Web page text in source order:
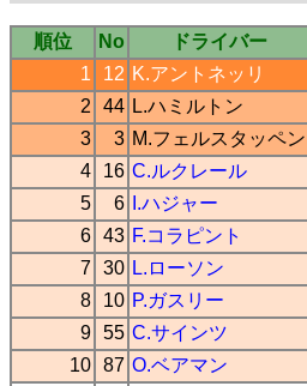
順位 No ドライバー
1
12 K.アントネッリ
2
44 L.ハミルトン
3
3 M.フェルスタッペン
4
16 C.ルクレール
5
6 I.ハジャー
6 43 F.コラピント
7 30 L.ローソン
8
10 P.ガスリー
9 55 C.サインツ
10 87 O.ベアマン